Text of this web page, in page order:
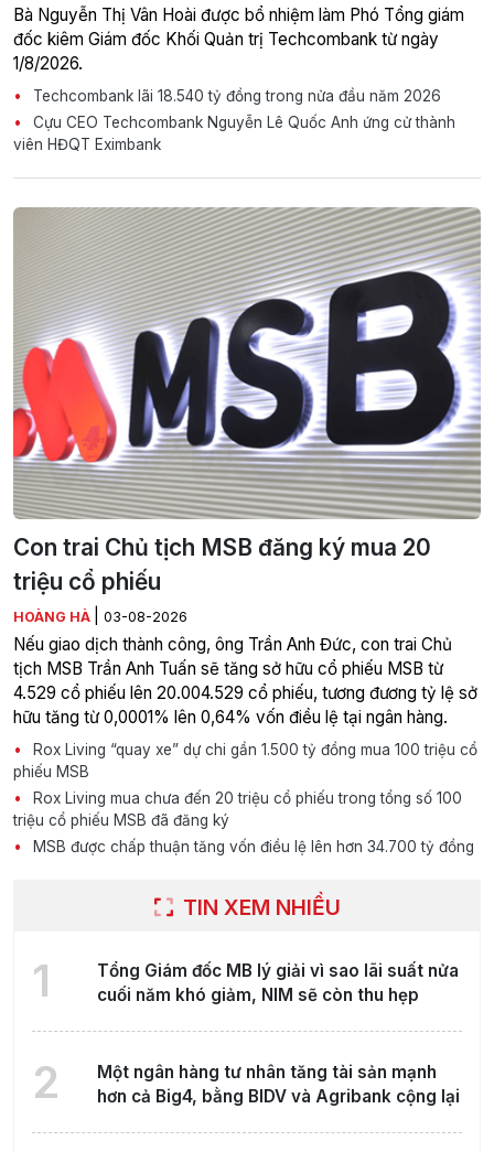
Bà Nguyễn Thị Vân Hoài được bổ nhiệm làm Phó Tổng giám
đốc kiêm Giám đốc Khối Quản trị Techcombank từ ngày
1/8/2026.
Techcombank lãi 18.540 tỷ đồng trong nửa đầu năm 2026
Cựu CEO Techcombank Nguyễn Lê Quốc Anh ứng cử thành
viên HĐQT Eximbank
Con trai Chủ tịch MSB đăng ký mua 20
triệu cổ phiếu
HOÀNG HÀ 03-08-2026
Nếu giao dịch thành công, ông Trần Anh Đức, con trai Chủ
tịch MSB Trần Anh Tuấn sẽ tăng sở hữu cổ phiếu MSB từ
4.529 cổ phiếu lên 20.004.529 cổ phiếu, tương đương tỷ lệ sở
hữu tăng từ 0,0001% lên 0,64% vốn điều lệ tại ngân hàng.
Rox Living “quay xe” dự chi gần 1.500 tỷ đồng mua 100 triệu cổ
phiếu MSB
Rox Living mua chưa đến 20 triệu cổ phiếu trong tổng số 100
triệu cổ phiếu MSB đã đăng ký
MSB được chấp thuận tăng vốn điều lệ lên hơn 34.700 tỷ đồng
TIN XEM NHIỀU
1
Tổng Giám đốc MB lý giải vì sao lãi suất nửa
cuối năm khó giảm, NIM sẽ còn thu hẹp
2
Một ngân hàng tư nhân tăng tài sản mạnh
hơn cả Big4, bằng BIDV và Agribank cộng lại